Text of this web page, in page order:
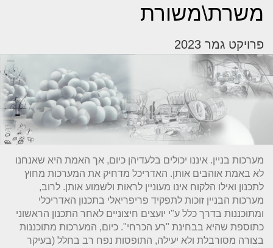
משרת\משורת
פרויקט גמר 2023
מערכות בניין. איננו יכולים בלעדיהן כיום, אך האמת היא שאנחנו
לא באמת אוהבים אותן. האדריכל מדחיק את המערכות מחוץ
לתכנון ואילו הלקוח אינו מעוניין לראות ולשמוע אותן. לרוב,
מערכות הבניין זוכות לתפקיד פריפריאלי בתכנון האדריכלי
ומתוכננות בדרך כלל ע"י יועצים חיצוניים לאחר התכנון הראשוני
כתוספת שהיא בבחינת "רע הכרחי". כיום, המערכות מתוכננות
בצורה מסורבלת ולא יעילה, התופסות נפח רב בחלל (בעיקר